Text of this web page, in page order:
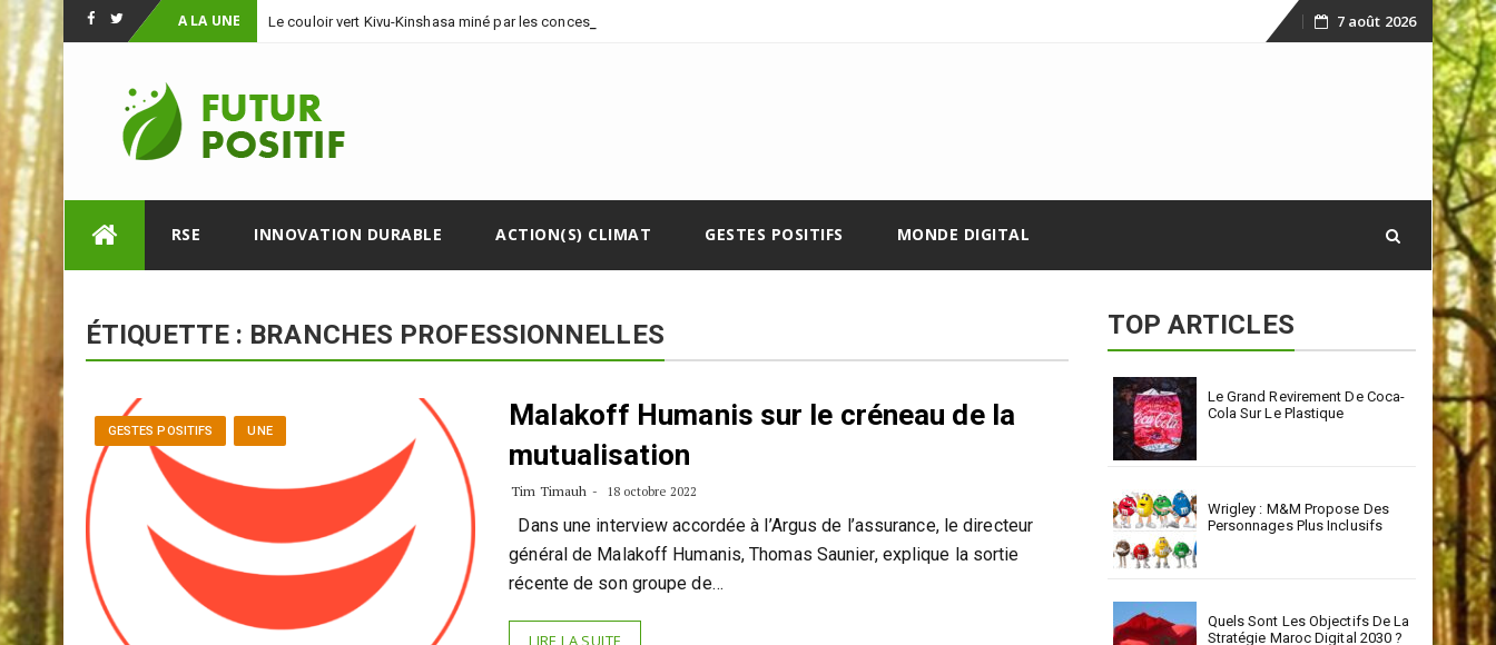
FacebookTwitter A LA UNE Le couloir vert Kivu-Kinshasa miné par les concessions pét
Skip
7 août 2026
RSE INNOVATION DURABLE ACTION(S) CLIMAT GESTES POSITIFS MONDE DIGITAL
ÉTIQUETTE : BRANCHES PROFESSIONNELLES
GESTES POSITIFS UNE
Malakoff Humanis sur le créneau de la
mutualisation
Tim Timauh 18 octobre 2022
Dans une interview accordée à l’Argus de l’assurance, le directeur
général de Malakoff Humanis, Thomas Saunier, explique la sortie
récente de son groupe de…
LIRE LA SUITE
TOP ARTICLES
Le Grand Revirement De Coca-
Cola Sur Le Plastique
Wrigley : M&M Propose Des
Personnages Plus Inclusifs
Quels Sont Les Objectifs De La
Stratégie Maroc Digital 2030 ?